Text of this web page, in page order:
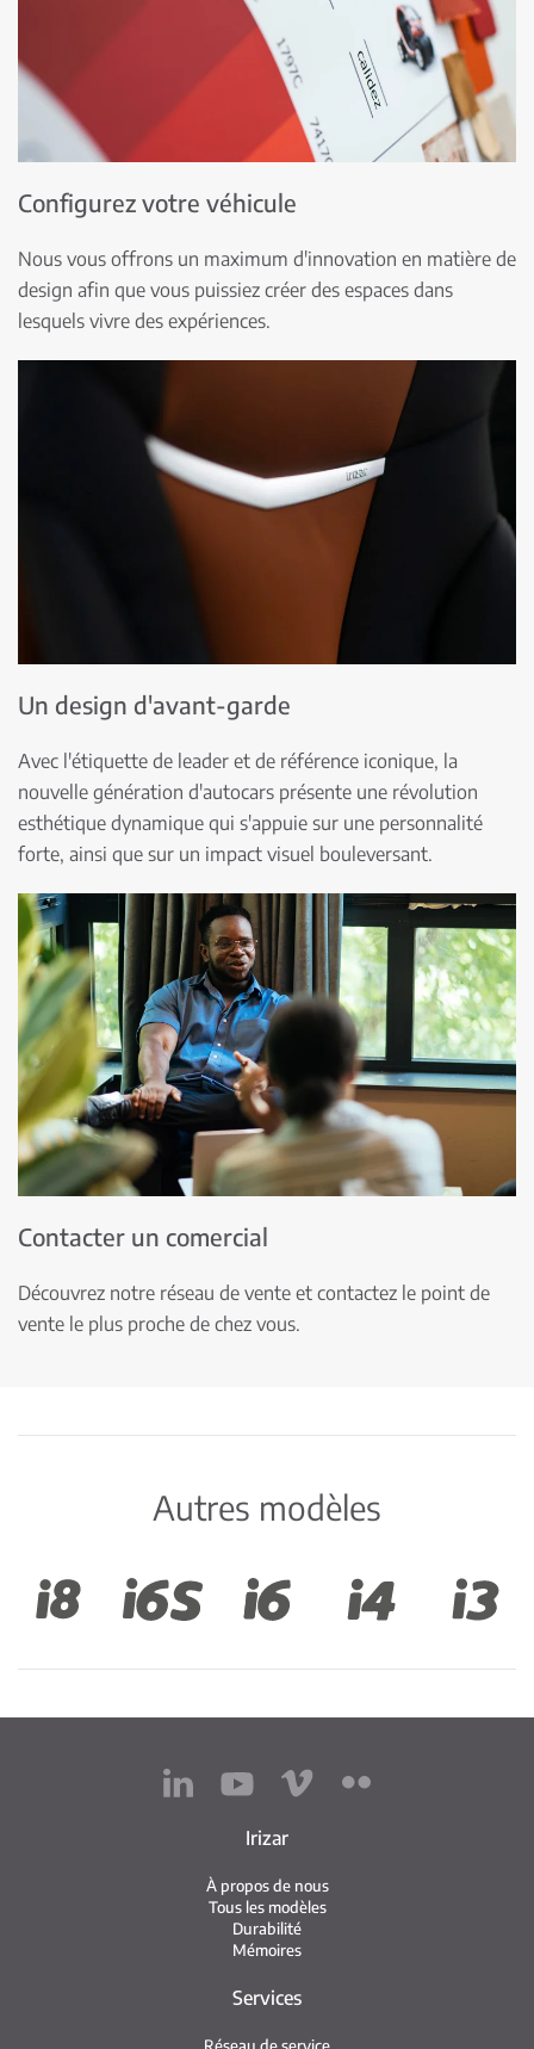
Configurez votre véhicule
Nous vous offrons un maximum d'innovation en matière de
design afin que vous puissiez créer des espaces dans
lesquels vivre des expériences.
Un design d'avant-garde
Avec l'étiquette de leader et de référence iconique, la
nouvelle génération d'autocars présente une révolution
esthétique dynamique qui s'appuie sur une personnalité
forte, ainsi que sur un impact visuel bouleversant.
Contacter un comercial
Découvrez notre réseau de vente et contactez le point de
vente le plus proche de chez vous.
Autres modèles
Irizar
À propos de nous
Tous les modèles
Durabilité
Mémoires
Services
Réseau de service